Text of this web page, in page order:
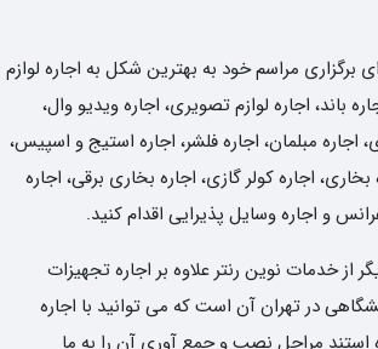
برگزاری مراسم خود به بهترین شکل به اجاره لوازم
باند، اجاره لوازم تصویری، اجاره ویدیو وال،
اجاره مبلمان، اجاره فلشر، اجاره استیج و اسپیس،
اجاره کولر گازی، اجاره بخاری برقی، اجاره
و اجاره وسایل پذیرایی اقدام کنید.
از خدمات نوین رنتر علاوه بر اجاره تجهیزات
در تهران آن است که می توانید با اجاره
استند مراحل نصب و جمع آوری آن را به ما